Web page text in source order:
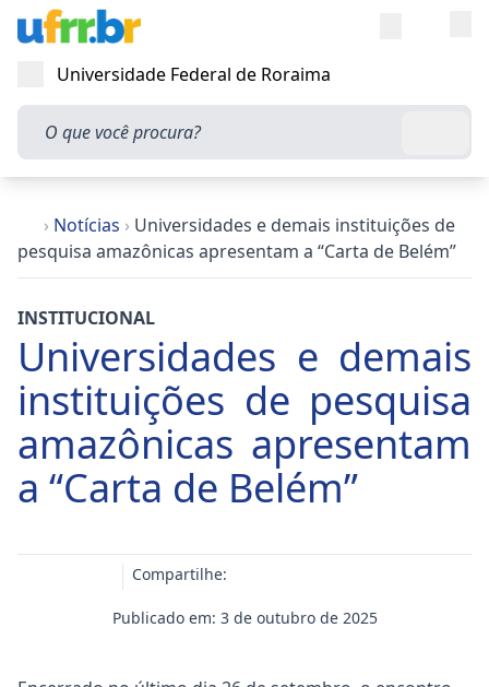
Abrir menu
Universidade Federal de Roraima
O que você procura?
› Notícias › Universidades e demais instituições de
pesquisa amazônicas apresentam a “Carta de Belém”
INSTITUCIONAL
Universidades e demais
instituições de pesquisa
amazônicas apresentam
a “Carta de Belém”
Publicado em: 3 de outubro de 2025
Compartilhe: